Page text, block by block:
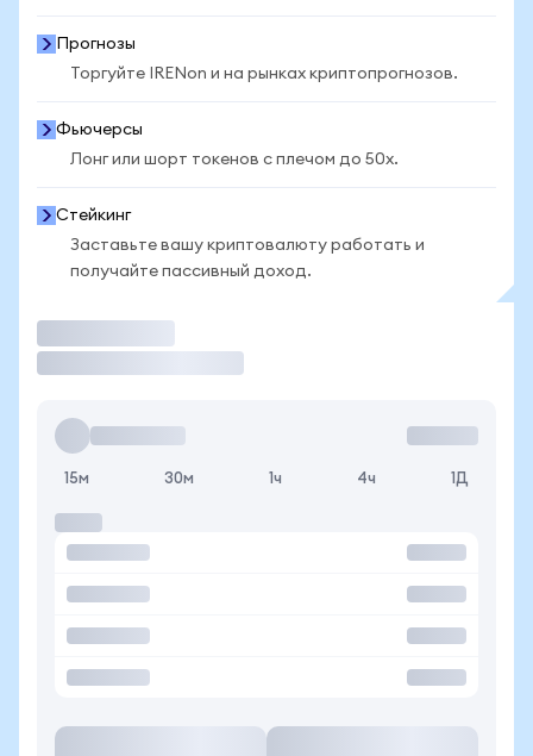
Прогнозы
Торгуйте IRENon и на рынках криптопрогнозов.
Фьючерсы
Лонг или шорт токенов с плечом до 50x.
Стейкинг
Заставьте вашу криптовалюту работать и
получайте пассивный доход.
15м 30м 1ч 4ч 1Д